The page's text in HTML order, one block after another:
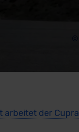
arbeitet der Cupra